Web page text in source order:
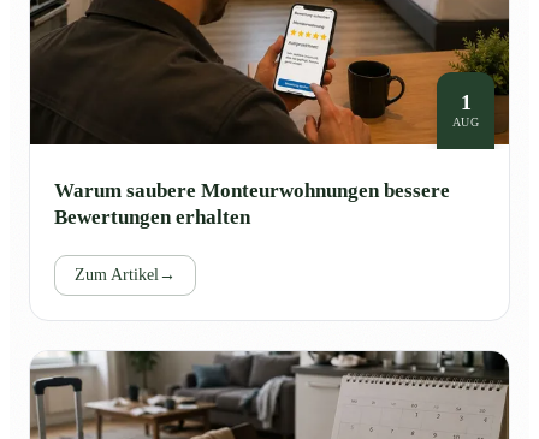
1
AUG
Warum saubere Monteurwohnungen bessere
Bewertungen erhalten
Zum Artikel →